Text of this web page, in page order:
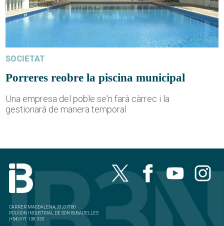
SOCIETAT
Porreres reobre la piscina municipal
Una empresa del poble se'n farà càrrec i la
gestionarà de manera temporal
CARRER MAGDALENA, 21, 07180
POLÍGON INDUSTRIAL DE SON BUGADELLES
(+34) 971 139 333